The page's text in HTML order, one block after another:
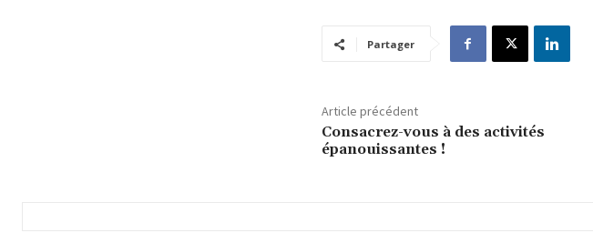
Partager
Article précédent
Consacrez-vous à des activités
épanouissantes !